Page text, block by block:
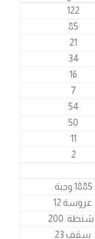
122
85
21
34
16
7
54
50
11
2
1885 وجبة
عروسة 12
شنطة 200
سقف 23